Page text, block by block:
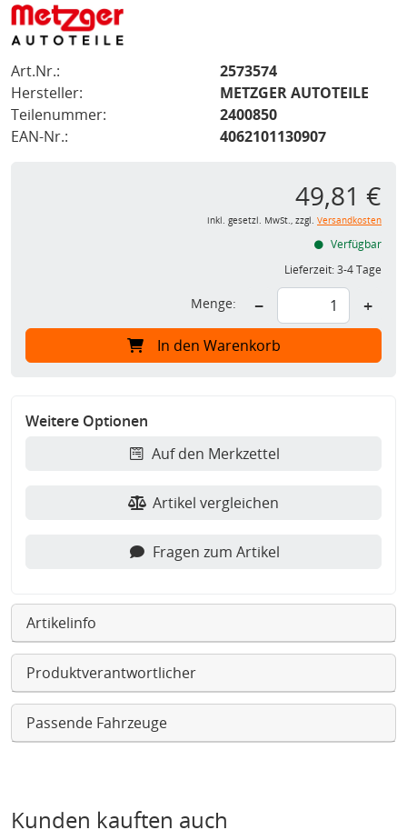
Art.Nr.:
2573574
Hersteller:
METZGER AUTOTEILE
Teilenummer:
2400850
EAN-Nr.:
4062101130907
49,81 €
inkl. gesetzl. MwSt., zzgl. Versandkosten
Verfügbar
Lieferzeit:3-4 Tage
Menge: − +
In den Warenkorb
Weitere Optionen
Auf den Merkzettel
Artikel vergleichen
Fragen zum Artikel
Artikelinfo
Produktverantwortlicher
Passende Fahrzeuge
Kunden kauften auch